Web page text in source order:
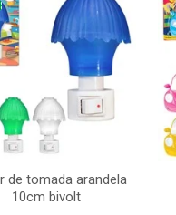
de tomada arandela
10cm bivolt